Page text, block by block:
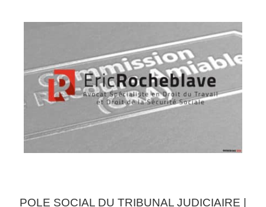
POLE SOCIAL DU TRIBUNAL JUDICIAIRE |